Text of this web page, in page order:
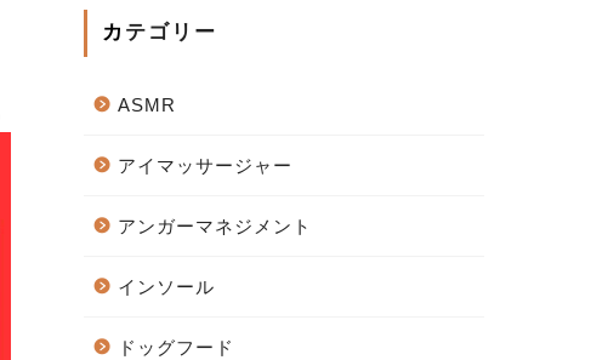
カテゴリー
ASMR
アイマッサージャー
アンガーマネジメント
インソール
ドッグフード